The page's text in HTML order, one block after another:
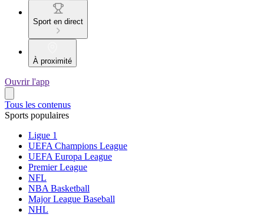
Sport en direct
À proximité
Ouvrir l'app
Tous les contenus
Sports populaires
Ligue 1
UEFA Champions League
UEFA Europa League
Premier League
NFL
NBA Basketball
Major League Baseball
NHL